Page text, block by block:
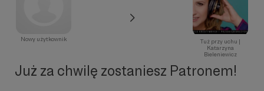
Nowy użytkownik
Tuż przy uchu |
Katarzyna
Bieleniewicz
Już za chwilę zostaniesz Patronem!